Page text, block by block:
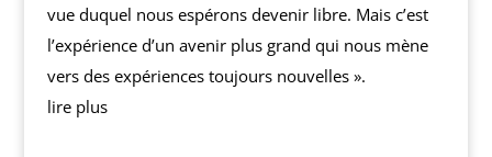
vue duquel nous espérons devenir libre. Mais c’est
l’expérience d’un avenir plus grand qui nous mène
vers des expériences toujours nouvelles ».
lire plus